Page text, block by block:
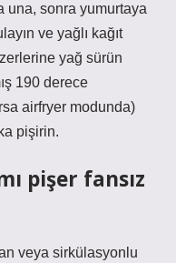
una, sonra yumurtaya
ve yağlı kağıt
yağ sürün
190 derece
airfryer modunda)
pişirin.
pişer fansız
veya sirkülasyonlu